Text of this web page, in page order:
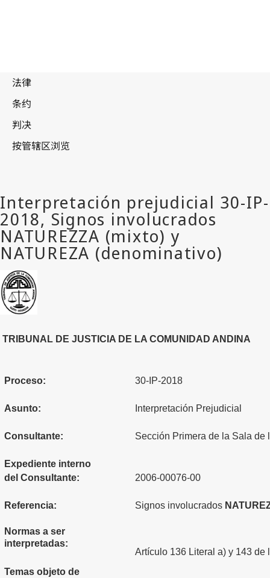
TRIBUNAL DE JUSTICIA DE LA COMUNIDAD ANDINA
Proceso: 30-IP-2018
Asunto: Interpretación Prejudicial
Consultante: Sección Primera de la Sala
Expediente interno
del Consultante:
2006-00076-00
Referencia: Signos involucrados
Normas a ser
interpretadas:
Artículo 136 Literal a) y 143 de
Temas objeto de